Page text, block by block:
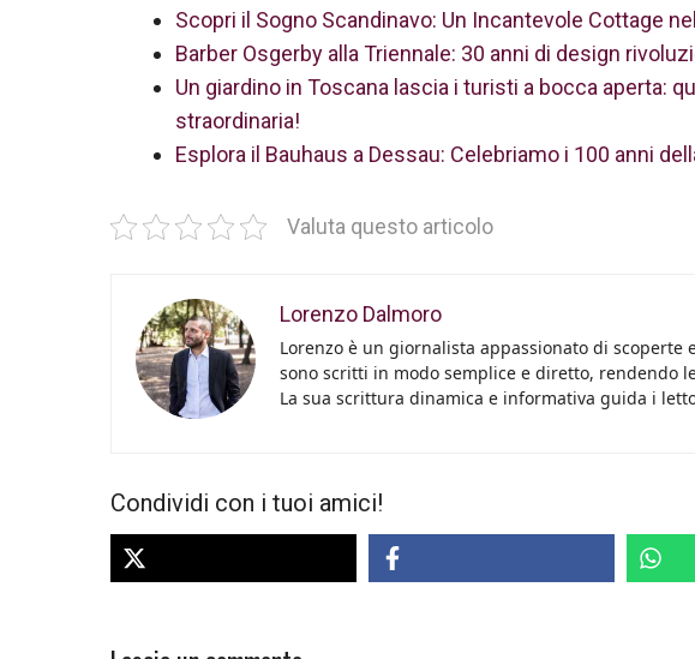
Scopri il Sogno Scandinavo: Un Incantevole Cottage
Barber Osgerby alla Triennale: 30 anni di design
Un giardino in Toscana lascia i turisti a bocca aperta:
straordinaria!
Esplora il Bauhaus a Dessau: Celebriamo i 100 anni
Valuta questo articolo
Lorenzo Dalmoro
Lorenzo è un giornalista appassionato di
sono scritti in modo semplice e diretto, rendendo
La sua scrittura dinamica e informativa guida i
Condividi con i tuoi amici!